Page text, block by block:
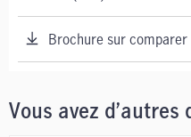
Brochure sur comparer
Vous avez d’autres